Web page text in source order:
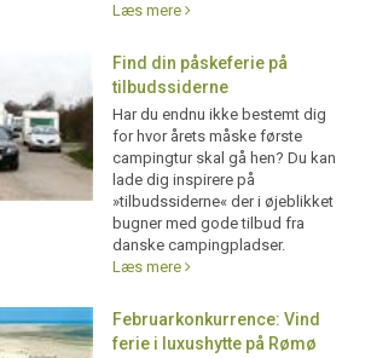
Læs mere
Find din påskeferie på
tilbudssiderne
Har du endnu ikke bestemt dig
for hvor årets måske første
campingtur skal gå hen? Du kan
lade dig inspirere på
»tilbudssiderne« der i øjeblikket
bugner med gode tilbud fra
danske campingpladser.
Læs mere
Februarkonkurrence: Vind
ferie i luxushytte på Rømø